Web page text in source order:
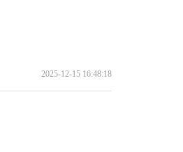
2025-12-15 16:48:18